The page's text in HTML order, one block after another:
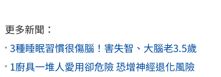
更多新聞：
3種睡眠習慣很傷腦！害失智、大腦老3.5歲
1廚具一堆人愛用卻危險 恐增神經退化風險